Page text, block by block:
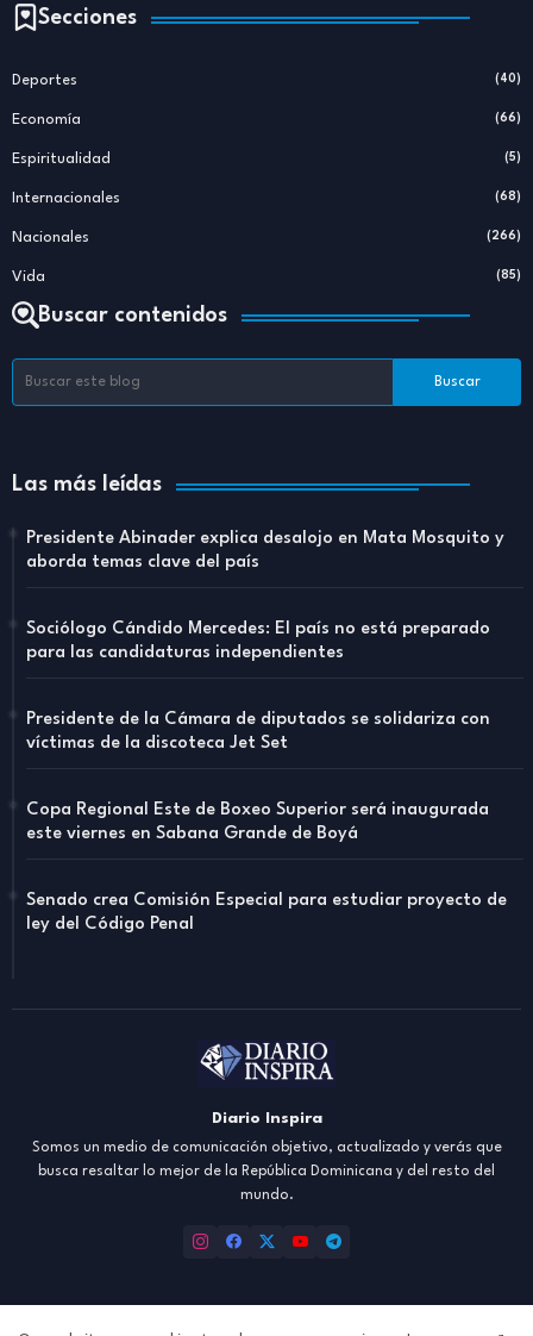
Secciones
Deportes (40)
Economía (66)
Espiritualidad (5)
Internacionales (68)
Nacionales (266)
Vida (85)
Buscar contenidos
Las más leídas
Presidente Abinader explica desalojo en Mata Mosquito y
aborda temas clave del país
Sociólogo Cándido Mercedes: El país no está preparado
para las candidaturas independientes
Presidente de la Cámara de diputados se solidariza con
víctimas de la discoteca Jet Set
Copa Regional Este de Boxeo Superior será inaugurada
este viernes en Sabana Grande de Boyá
Senado crea Comisión Especial para estudiar proyecto de
ley del Código Penal
Diario Inspira
Somos un medio de comunicación objetivo, actualizado y verás que
busca resaltar lo mejor de la República Dominicana y del resto del
mundo.